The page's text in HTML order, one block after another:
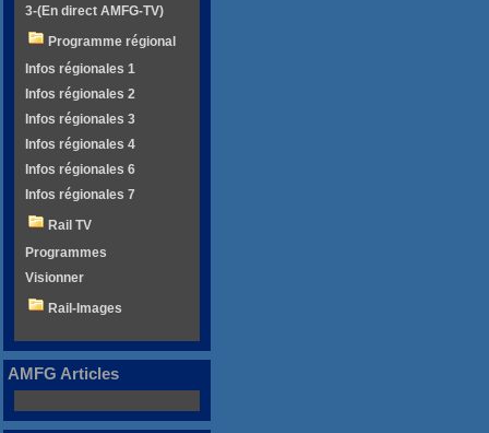
3-(En direct AMFG-TV)
Programme régional
Infos régionales 1
Infos régionales 2
Infos régionales 3
Infos régionales 4
Infos régionales 6
Infos régionales 7
Rail TV
Programmes
Visionner
Rail-Images
AMFG Articles